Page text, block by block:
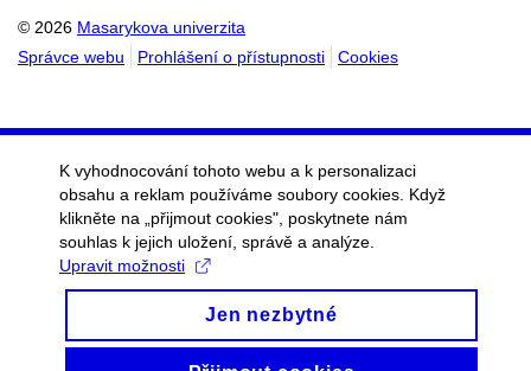
© 2026 Masarykova univerzita
Správce webu
Prohlášení o přístupnosti Cookies
K vyhodnocování tohoto webu a k personalizaci
obsahu a reklam používáme soubory cookies. Když
klikněte na „přijmout cookies", poskytnete nám
souhlas k jejich uložení, správě a analýze.
Upravit možnosti
Jen nezbytné